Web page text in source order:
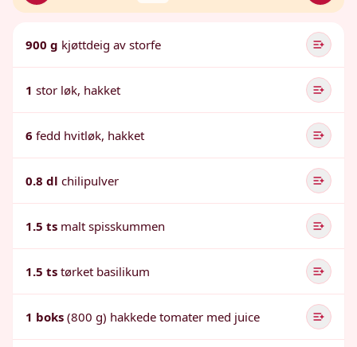
900 g kjøttdeig av storfe
1 stor løk, hakket
6 fedd hvitløk, hakket
0.8 dl chilipulver
1.5 ts malt spisskummen
1.5 ts tørket basilikum
1 boks (800 g) hakkede tomater med juice